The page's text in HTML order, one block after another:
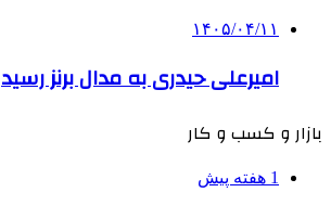
۱۴۰۵/۰۴/۱۱
امیرعلی حیدری به مدال برنز رسید
بازار و کسب و کار
1 هفته پیش